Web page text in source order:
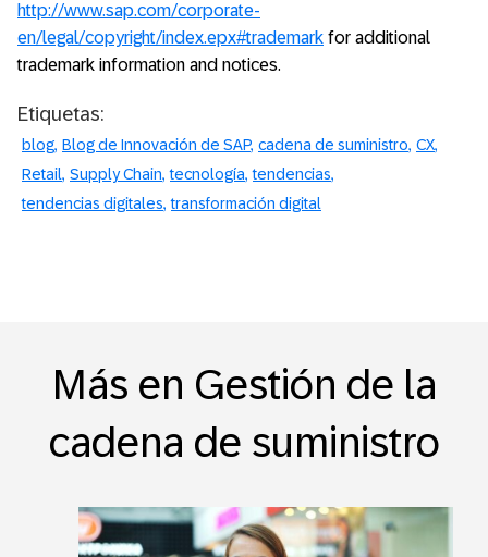
http://www.sap.com/corporate-
en/legal/copyright/index.epx#trademark for additional
trademark information and notices.
Etiquetas:
blog Blog de Innovación de SAP cadena de suministro CX
Retail Supply Chain tecnología tendencias
tendencias digitales transformación digital
Más en Gestión de la
cadena de suministro